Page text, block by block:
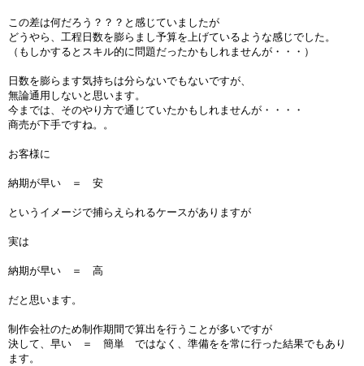
この差は何だろう？？？と感じていましたが
どうやら、工程日数を膨らまし予算を上げているような感じでした。
（もしかするとスキル的に問題だったかもしれませんが・・・）
日数を膨らます気持ちは分らないでもないですが、
無論通用しないと思います。
今までは、そのやり方で通じていたかもしれませんが・・・・
商売が下手ですね。。
お客様に
納期が早い ＝ 安
というイメージで捕らえられるケースがありますが
実は
納期が早い ＝ 高
だと思います。
制作会社のため制作期間で算出を行うことが多いですが
決して、早い ＝ 簡単 ではなく、準備をを常に行った結果でもあり
ます。